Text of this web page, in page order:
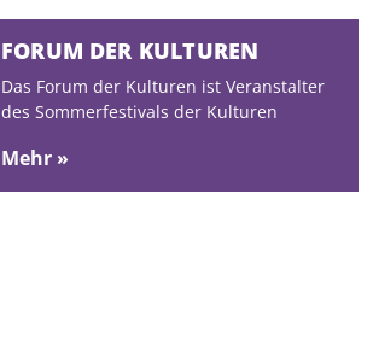
FORUM DER KULTUREN
Das Forum der Kulturen ist Veranstalter
des Sommerfestivals der Kulturen
Mehr »